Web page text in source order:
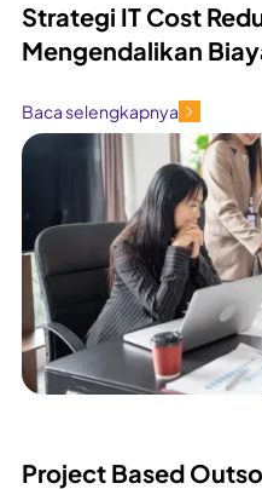
Strategi IT Cost
Mengendalikan
Baca selengkapnya
Project Based